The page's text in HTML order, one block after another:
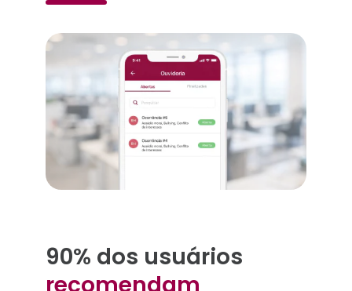
90% dos usuários